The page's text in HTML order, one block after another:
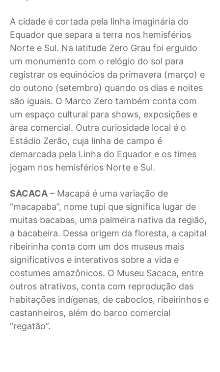
A cidade é cortada pela linha imaginária do
Equador que separa a terra nos hemisférios
Norte e Sul. Na latitude Zero Grau foi erguido
um monumento com o relógio do sol para
registrar os equinócios da primavera (março) e
do outono (setembro) quando os dias e noites
são iguais. O Marco Zero também conta com
um espaço cultural para shows, exposições e
área comercial. Outra curiosidade local é o
Estádio Zerão, cuja linha de campo é
demarcada pela Linha do Equador e os times
jogam nos hemisférios Norte e Sul.
SACACA – Macapá é uma variação de
“macapaba”, nome tupi que significa lugar de
muitas bacabas, uma palmeira nativa da região,
a bacabeira. Dessa origem da floresta, a capital
ribeirinha conta com um dos museus mais
significativos e interativos sobre a vida e
costumes amazônicos. O Museu Sacaca, entre
outros atrativos, conta com reprodução das
habitações indígenas, de caboclos, ribeirinhos e
castanheiros, além do barco comercial
“regatão”.